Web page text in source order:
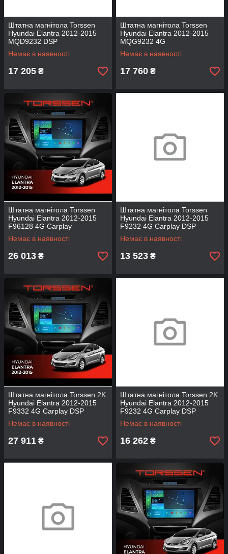
Штатна магнітола Torssen
Hyundai Elantra 2012-2015
MQD9232 DSP
Немає в наявності
17 205 ₴
Штатна магнітола Torssen
Hyundai Elantra 2012-2015
MQG9232 4G
Немає в наявності
17 760 ₴
Штатна магнітола Torssen
Hyundai Elantra 2012-2015
F96128 4G Carplay
Немає в наявності
26 013 ₴
Штатна магнітола Torssen
Hyundai Elantra 2012-2015
F9232 4G Carplay DSP
Немає в наявності
13 523 ₴
Штатна магнітола Torssen 2K
Hyundai Elantra 2012-2015
F9332 4G Carplay DSP
Немає в наявності
27 911 ₴
Штатна магнітола Torssen 2K
Hyundai Elantra 2012-2015
F9232 4G Carplay DSP
Немає в наявності
16 262 ₴